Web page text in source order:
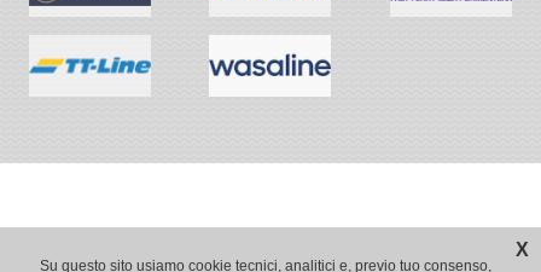
X
Su questo sito usiamo cookie tecnici, analitici e, previo tuo consenso,